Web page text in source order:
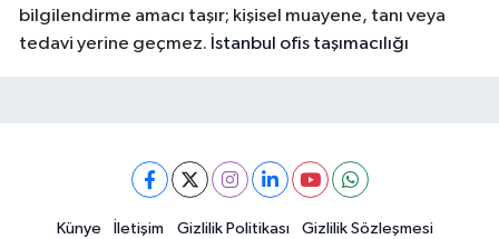
bilgilendirme amacı taşır; kişisel muayene, tanı veya
tedavi yerine geçmez. İstanbul ofis taşımacılığı
Künye İletişim Gizlilik Politikası
Gizlilik Sözleşmesi